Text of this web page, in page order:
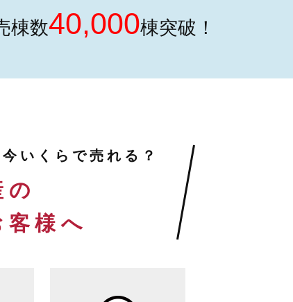
棟数40,000棟突破！
今いくらで売れる？
様へ